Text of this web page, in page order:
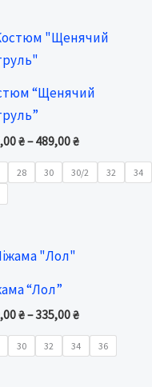
“Щенячий
₴– 489,00₴
Price
489,00 ₴
28 30 30/2 32
34
“Лол”
₴–335,00₴335,00 ₴
30 32 34 36